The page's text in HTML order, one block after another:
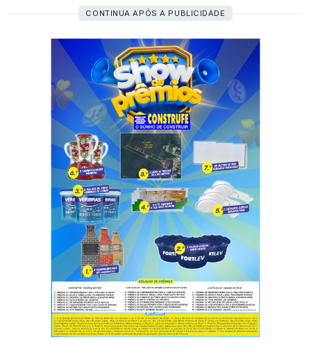
CONTINUA APÓS A PUBLICIDADE